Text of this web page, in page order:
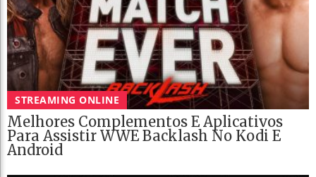
STREAMING ONLINE
Melhores Complementos E Aplicativos
Para Assistir WWE Backlash No Kodi E
Android